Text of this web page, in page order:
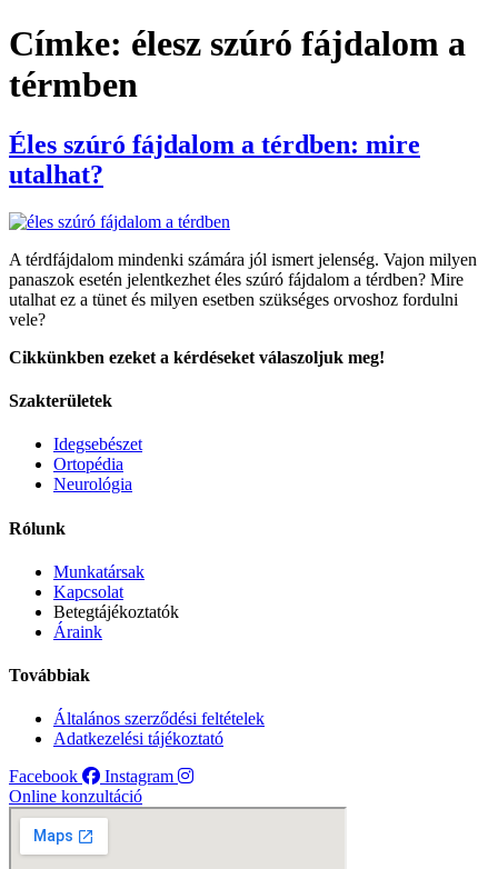
Címke: élesz szúró fájdalom a
térmben
Éles szúró fájdalom a térdben: mire
utalhat?
A térdfájdalom mindenki számára jól ismert jelenség. Vajon milyen
panaszok esetén jelentkezhet éles szúró fájdalom a térdben? Mire
utalhat ez a tünet és milyen esetben szükséges orvoshoz fordulni
vele?
Cikkünkben ezeket a kérdéseket válaszoljuk meg!
Szakterületek
Idegsebészet
Ortopédia
Neurológia
Rólunk
Munkatársak
Kapcsolat
Betegtájékoztatók
Áraink
Továbbiak
Általános szerződési feltételek
Adatkezelési tájékoztató
Facebook
Instagram
Online konzultáció